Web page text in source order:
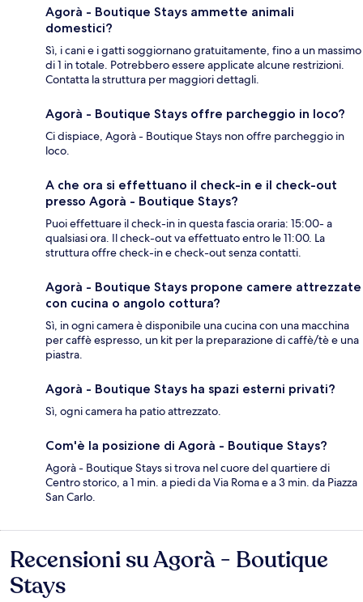
Agorà - Boutique Stays ammette animali
domestici?
Sì, i cani e i gatti soggiornano gratuitamente, fino a un massimo
di 1 in totale. Potrebbero essere applicate alcune restrizioni.
Contatta la struttura per maggiori dettagli.
Agorà - Boutique Stays offre parcheggio in loco?
Ci dispiace, Agorà - Boutique Stays non offre parcheggio in
loco.
A che ora si effettuano il check-in e il check-out
presso Agorà - Boutique Stays?
Puoi effettuare il check-in in questa fascia oraria: 15:00- a
qualsiasi ora. Il check-out va effettuato entro le 11:00. La
struttura offre check-in e check-out senza contatti.
Agorà - Boutique Stays propone camere attrezzate
con cucina o angolo cottura?
Sì, in ogni camera è disponibile una cucina con una macchina
per caffè espresso, un kit per la preparazione di caffè/tè e una
piastra.
Agorà - Boutique Stays ha spazi esterni privati?
Sì, ogni camera ha patio attrezzato.
Com'è la posizione di Agorà - Boutique Stays?
Agorà - Boutique Stays si trova nel cuore del quartiere di
Centro storico, a 1 min. a piedi da Via Roma e a 3 min. da Piazza
San Carlo.
Recensioni
Recensioni su Agorà - Boutique
Stays